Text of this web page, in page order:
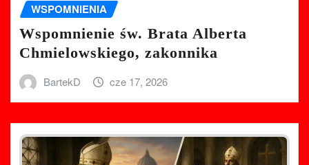
WSPOMNIENIA
Wspomnienie św. Brata Alberta
Chmielowskiego, zakonnika
BartekD cze 17, 2026